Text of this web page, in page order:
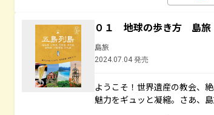
０１ 地球の歩き方 島
島旅
2024.07.04 発売
ようこそ！世界遺産の教会、
魅力をギュッと凝縮。さあ、島